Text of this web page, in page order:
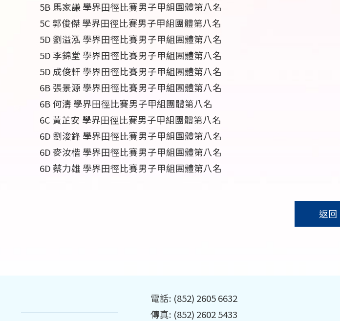
5B 馬家謙 學界田徑比賽男子甲組團體第八名
5C 郭俊傑 學界田徑比賽男子甲組團體第八名
5D 劉溢泓 學界田徑比賽男子甲組團體第八名
5D 李錦堂 學界田徑比賽男子甲組團體第八名
5D 成俊軒 學界田徑比賽男子甲組團體第八名
6B 張景源 學界田徑比賽男子甲組團體第八名
6B 何濤 學界田徑比賽男子甲組團體第八名
6C 黃芷安 學界田徑比賽男子甲組團體第八名
6D 劉浚鋒 學界田徑比賽男子甲組團體第八名
6D 麥汝楷 學界田徑比賽男子甲組團體第八名
6D 蔡力雄 學界田徑比賽男子甲組團體第八名
返回
電話: (852) 2605 6632
傳真: (852) 2602 5433